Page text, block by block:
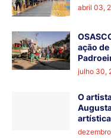
abril 03,
ação
julho 30,
O